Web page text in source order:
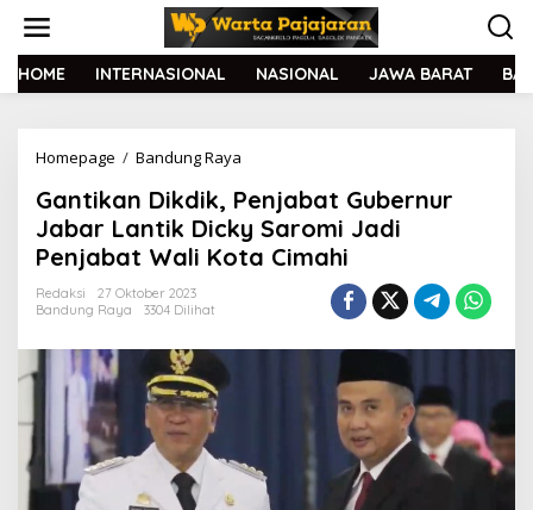
t
HOME INTERNASIONAL NASIONAL JAWA BARAT
Homepage / Bandung Raya
n
t
i
k
i
,
P
Gantikan Dikdik, Penjabat Gubernur
Jabar Lantik Dicky Saromi Jadi
Penjabat Wali Kota Cimahi
Redaksi
27 Oktober 2023
Bandung Raya
3304 Dilihat